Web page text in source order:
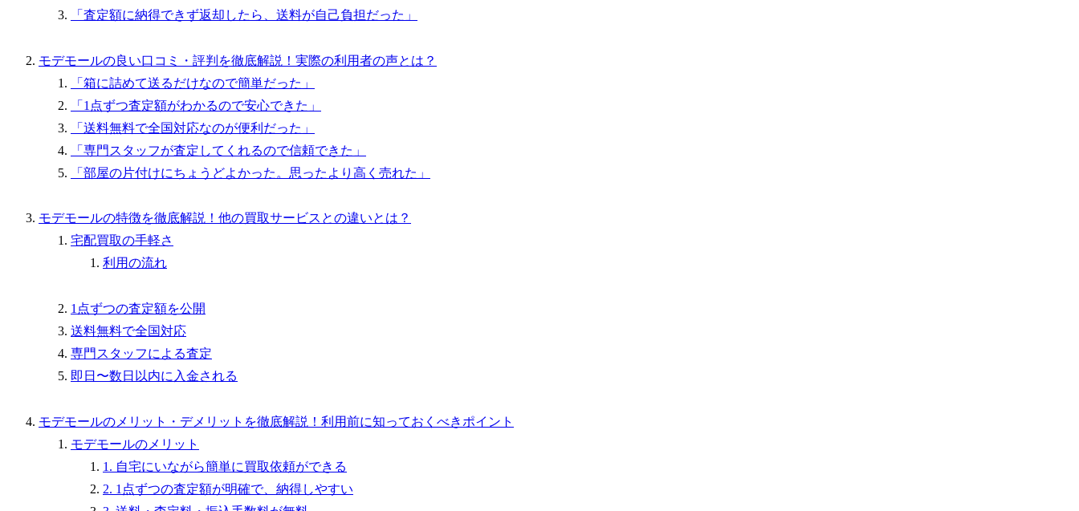
「査定額に納得できず返却したら、送料が自己負担だった」
モデモールの良い口コミ・評判を徹底解説！実際の利用者の声とは？
「箱に詰めて送るだけなので簡単だった」
「1点ずつ査定額がわかるので安心できた」
「送料無料で全国対応なのが便利だった」
「専門スタッフが査定してくれるので信頼できた」
「部屋の片付けにちょうどよかった。思ったより高く売れた」
モデモールの特徴を徹底解説！他の買取サービスとの違いとは？
宅配買取の手軽さ
利用の流れ
1点ずつの査定額を公開
送料無料で全国対応
専門スタッフによる査定
即日〜数日以内に入金される
モデモールのメリット・デメリットを徹底解説！利用前に知っておくべきポイント
モデモールのメリット
1. 自宅にいながら簡単に買取依頼ができる
2. 1点ずつの査定額が明確で、納得しやすい